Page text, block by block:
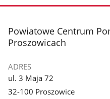
stopka
Powiatowe Centrum
Proszowicach
ADRES
ul. 3 Maja 72
32-100 Proszowice